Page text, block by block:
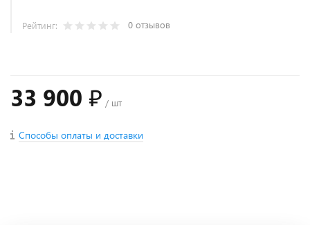
Рейтинг: 0 отзывов
33 900 ₽ / шт
Способы оплаты и доставки